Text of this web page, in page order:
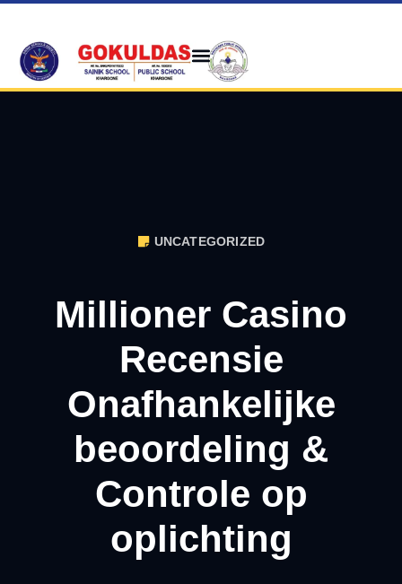
UNCATEGORIZED
Millioner Casino
Recensie
Onafhankelijke
beoordeling &
Controle op
oplichting